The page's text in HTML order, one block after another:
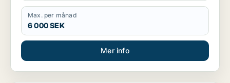
Max. per månad
6 000 SEK
Mer info